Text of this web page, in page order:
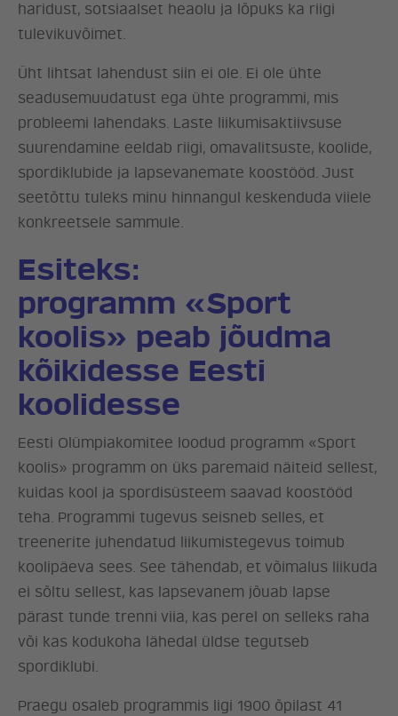
haridust, sotsiaalset heaolu ja lõpuks ka riigi
tulevikuvõimet.
Üht lihtsat lahendust siin ei ole. Ei ole ühte
seadusemuudatust ega ühte programmi, mis
probleemi lahendaks. Laste liikumisaktiivsuse
suurendamine eeldab riigi, omavalitsuste, koolide,
spordiklubide ja lapsevanemate koostööd. Just
seetõttu tuleks minu hinnangul keskenduda viiele
konkreetsele sammule.
Esiteks:
programm «Sport
koolis» peab jõudma
kõikidesse Eesti
koolidesse
Eesti Olümpiakomitee loodud programm «Sport
koolis» programm on üks paremaid näiteid sellest,
kuidas kool ja spordisüsteem saavad koostööd
teha. Programmi tugevus seisneb selles, et
treenerite juhendatud liikumistegevus toimub
koolipäeva sees. See tähendab, et võimalus liikuda
ei sõltu sellest, kas lapsevanem jõuab lapse
pärast tunde trenni viia, kas perel on selleks raha
või kas kodukoha lähedal üldse tegutseb
spordiklubi.
Praegu osaleb programmis ligi 1900 õpilast 41